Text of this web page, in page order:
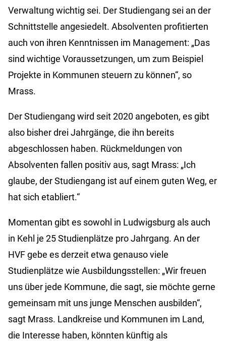
Verwaltung wichtig sei. Der Studiengang sei an der
Schnittstelle angesiedelt. Absolventen profitierten
auch von ihren Kenntnissen im Management: „Das
sind wichtige Voraussetzungen, um zum Beispiel
Projekte in Kommunen steuern zu können“, so
Mrass.
Der Studiengang wird seit 2020 angeboten, es gibt
also bisher drei Jahrgänge, die ihn bereits
abgeschlossen haben. Rückmeldungen von
Absolventen fallen positiv aus, sagt Mrass: „Ich
glaube, der Studiengang ist auf einem guten Weg, er
hat sich etabliert.“
Momentan gibt es sowohl in Ludwigsburg als auch
in Kehl je 25 Studienplätze pro Jahrgang. An der
HVF gebe es derzeit etwa genauso viele
Studienplätze wie Ausbildungsstellen: „Wir freuen
uns über jede Kommune, die sagt, sie möchte gerne
gemeinsam mit uns junge Menschen ausbilden“,
sagt Mrass. Landkreise und Kommunen im Land,
die Interesse haben, könnten künftig als